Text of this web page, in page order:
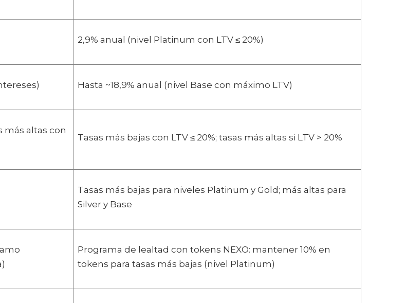
2,9% anual (nivel Platinum con LTV ≤ 20%)
Hasta ~18,9% anual (nivel Base con máximo LTV)
más altas con
Tasas más bajas con LTV ≤ 20%; tasas más altas si LTV > 20%
Tasas más bajas para niveles Platinum y Gold; más altas para
Silver y Base
Programa de lealtad con tokens NEXO: mantener 10% en
tokens para tasas más bajas (nivel Platinum)